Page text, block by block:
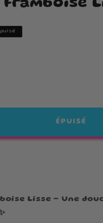
ÉPUISÉ
Lisse – Une